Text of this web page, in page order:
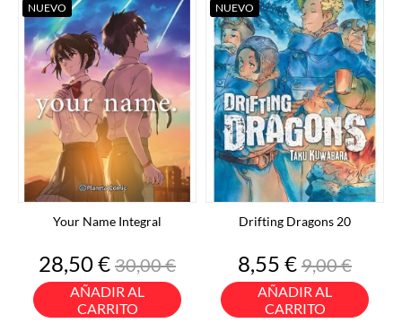
Your Name Integral
Precio
28,50 €Precio
base
30,00 €
AÑADIR AL
CARRITO
NUEVO
Drifting Dragons 20
Precio
8,55 €Precio
base
9,00 €
AÑADIR AL
CARRITO
NUEVO